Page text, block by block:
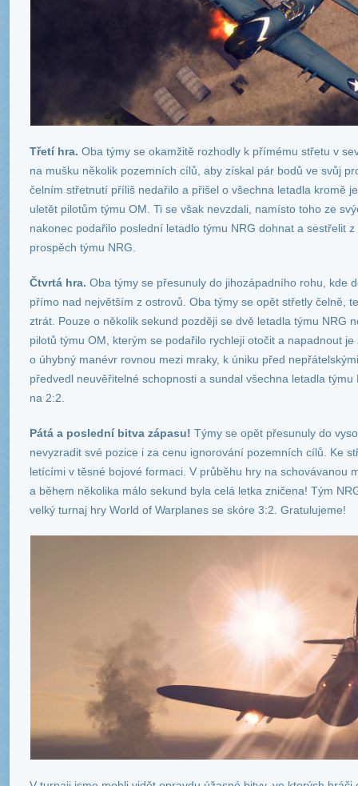
Třetí hra. Oba týmy se okamžitě rozhodly k přímému střetu v
na mušku několik pozemních cílů, aby získal pár bodů ve svůj
čelním střetnutí příliš nedařilo a přišel o všechna letadla kromě
uletět pilotům týmu OM. Ti se však nevzdali, namísto toho ze
nakonec podařilo poslední letadlo týmu NRG dohnat a sestřelit
prospěch týmu NRG.
Čtvrtá hra. Oba týmy se přesunuly do jihozápadního rohu, kde
přímo nad největším z ostrovů. Oba týmy se opět střetly čelně,
ztrát. Pouze o několik sekund později se dvě letadla týmu NRG
pilotů týmu OM, kterým se podařilo rychleji otočit a napadnout
o úhybný manévr rovnou mezi mraky, k úniku před
předvedl neuvěřitelné schopnosti a sundal všechna letadla
na 2:2.
Pátá a poslední bitva zápasu! Týmy se opět přesunuly do
nevyzradit své pozice i za cenu ignorování pozemních cílů. Ke
letícími v těsné bojové formaci. V průběhu hry na schovávanou
a během několika málo sekund byla celá letka zničena! Tým
velký turnaj hry World of Warplanes se skóre 3:2. Gratulujeme!